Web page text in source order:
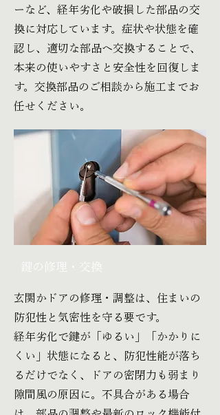
ーなど、経年劣化や破損した部品の交
換に対応しています。症状や状態を確
認し、適切な部品へ交換することで、
本来の使いやすさと安全性を回復しま
す。交換部品のご相談から施工までお
任せください。
鍵の修理・交換
玄関かドアの修理・調整は、住まいの
防犯性と気密性を守る要です。
経年劣化で鍵が「ゆるい」「かかりに
くい」状態になると、防犯性能が落ち
るだけでなく、ドアの密閉力も弱まり
隙間風の原因に。不具合がある場合